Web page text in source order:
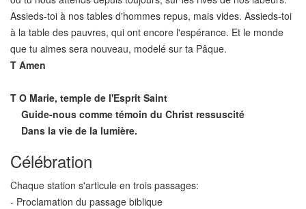
Assieds-toi à nos tables d'hommes repus, mais vides. Assieds-toi
à la table des pauvres, qui ont encore l'espérance. Et le monde
que tu aimes sera nouveau, modelé sur ta Pâque.
T Amen
T O Marie, temple de l'Esprit Saint
Guide-nous comme témoin du Christ ressuscité
Dans la vie de la lumière.
Célébration
Chaque station s'articule en trois passages:
- Proclamation du passage biblique